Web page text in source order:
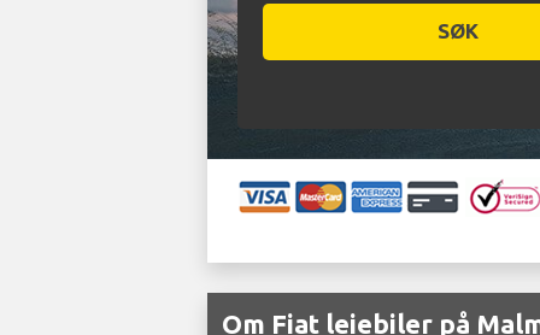
SØK
Om Fiat leiebiler på